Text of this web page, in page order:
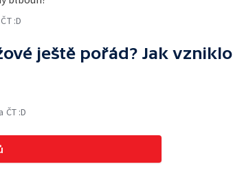
:D
ještě pořád? Jak vzniklo
ČT :D